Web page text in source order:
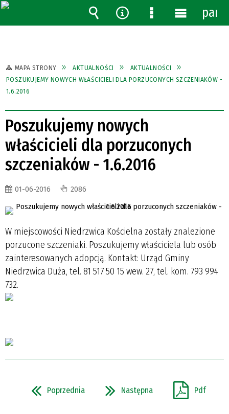
MAPA STRONY AKTUALNOŚCI
AKTUALNOŚCI
POSZUKUJEMY NOWYCH WŁAŚCICIELI DLA PORZUCONYCH SZCZENIAKÓW -
1.6.2016
Poszukujemy nowych
właścicieli dla porzuconych
szczeniaków - 1.6.2016
01-06-2016 2086
W miejscowości Niedrzwica Kościelna zostały znalezione
porzucone szczeniaki. Poszukujemy właściciela lub osób
zainteresowanych adopcją. Kontakt: Urząd Gminy
Niedrzwica Duża, tel. 81 517 50 15 wew. 27, tel. kom. 793 994
732.
Poprzednia Następna Pdf
Wyszukiwarka
Narzędzia
MenuMenu